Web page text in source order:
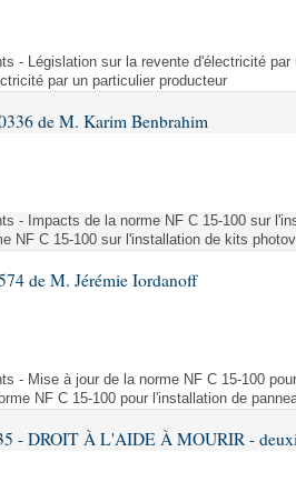
- Législation sur la revente d'électricité
par un particulier producteur
de M. Karim Benbrahim
- Impacts de la norme NF C 15-100 sur
NF C 15-100 sur l'installation de kits
de M. Jérémie Iordanoff
- Mise à jour de la norme NF C 15-100
NF C 15-100 pour l'installation de
- DROIT À L'AIDE À MOURIR -